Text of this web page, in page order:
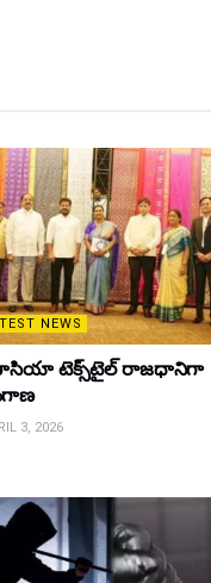
NEWS
టెక్స్‌టైల్ రాజధానిగా
3, 2026